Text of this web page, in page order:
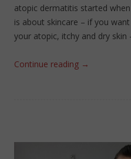
atopic dermatitis started
is about skincare – if you
your atopic, itchy and dry skin
Continue reading →